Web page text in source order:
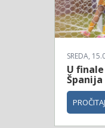
SREDA,
U